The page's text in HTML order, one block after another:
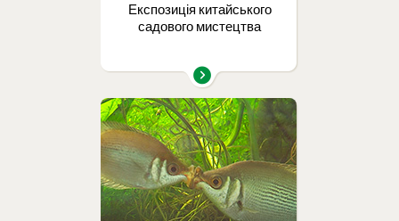
Експозиція китайського
садового мистецтва